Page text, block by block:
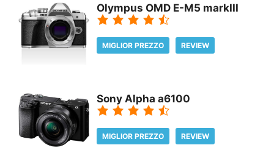
Olympus OMD E-M5 markIII
MIGLIOR PREZZO REVIEW
Sony Alpha a6100
MIGLIOR PREZZO REVIEW